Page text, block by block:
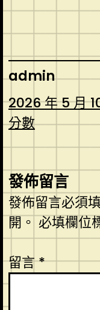
admin
2026 年 5 月
分數
發佈留言
發佈留言必須
開。必填欄位
留言*